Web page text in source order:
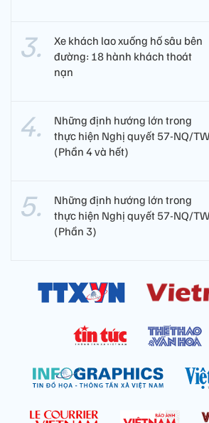
Xe khách lao xuống hố sâu bên
đường: 18 hành khách thoát
nạn
Những định hướng lớn trong
thực hiện Nghị quyết 57-NQ/TW
(Phần 4 và hết)
Những định hướng lớn trong
thực hiện Nghị quyết 57-NQ/TW
(Phần 3)